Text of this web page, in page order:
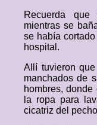
Recuerda
mientras se
se había
hospital.
Allí tuvieron
manchados de
hombres,
la ropa para
cicatriz del